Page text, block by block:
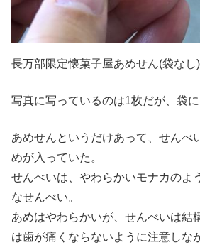
長万部限定懐菓子屋あめせん(袋なし)
写真に写っているのは1枚だが、袋に
あめせんというだけあって、せんべ
めが入っていた。
せんべいは、やわらかいモナカのよ
なせんべい。
あめはやわらかいが、せんべいは結
は歯が痛くならないように注意しな